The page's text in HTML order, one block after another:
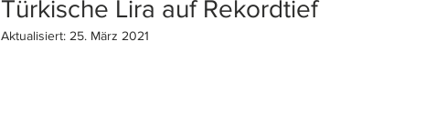
Türkische Lira auf Rekordtief
Aktualisiert: 25. März 2021